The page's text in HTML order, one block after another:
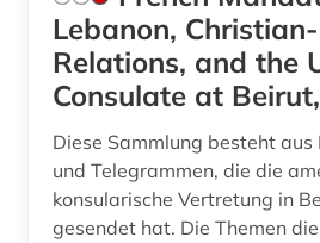
Lebanon,
Relations, and the
Consulate at
Diese Sammlung besteht aus
und Telegrammen, die die
konsularische Vertretung in
gesendet hat. Die Themen